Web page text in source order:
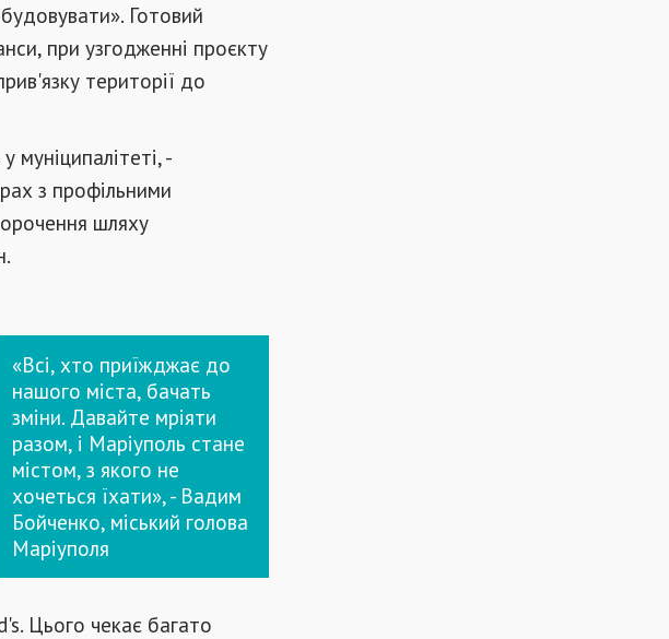
Готовий
при узгодженні проєкту
території до
-
з профільними
шляху
«Всі, хто приїжджає до
нашого міста, бачать
зміни. Давайте мріяти
разом, і Маріуполь стане
містом, з якого не
хочеться їхати», - Вадим
Бойченко, міський голова
Маріуполя
Цього чекає багато